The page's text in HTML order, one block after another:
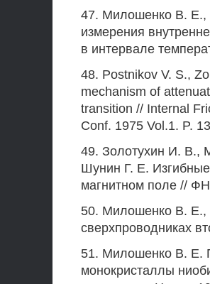
47. Милошенко В. Е.,
измерения
в интервале
48. Postnikov V. S.,
mechanism of
transition // Internal
Conf. 1975 Vol.1. P.
49. Золотухин И.
Шунин Г. Е.
магнитном поле //
50. Милошенко В. Е.,
сверхпроводниках
51. Милошенко В. Е.
монокристаллы